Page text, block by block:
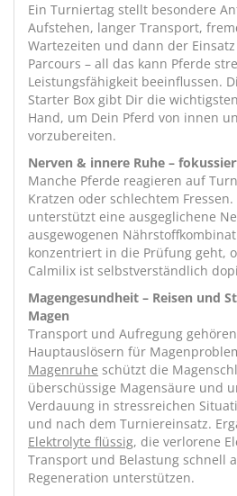
Ein Turniertag stellt besondere
Aufstehen, langer Transport,
Wartezeiten und dann der
Parcours – all das kann Pferde
Leistungsfähigkeit beeinflussen.
Starter Box gibt Dir die
Hand, um Dein Pferd von innen
vorzubereiten.
Nerven & innere Ruhe –
Manche Pferde reagieren auf
Kratzen oder schlechtem Fressen.
unterstützt eine ausgeglichene
ausgewogenen
konzentriert in die Prüfung geht,
Calmilix ist selbstverständlich
Magengesundheit – Reisen und
Magen
Transport und Aufregung
Hauptauslösern für
Magenruhe schützt die
überschüssige Magensäure und
Verdauung in stressreichen
und nach dem Turniereinsatz.
Elektrolyte flüssig, die verlorene
Transport und Belastung schnell
Regeneration unterstützen.